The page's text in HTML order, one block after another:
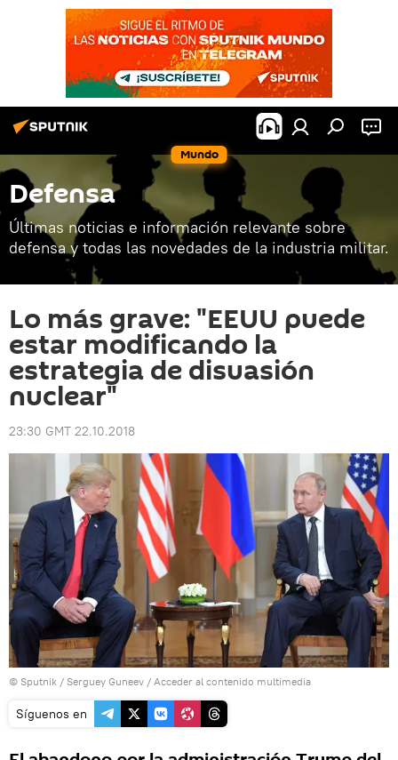
Mundo
Defensa
Últimas noticias e información relevante sobre
defensa y todas las novedades de la industria militar.
Lo más grave: "EEUU puede
estar modificando la
estrategia de disuasión
nuclear"
23:30 GMT 22.10.2018
© Sputnik / Serguey Guneev / Acceder al contenido multimedia
Síguenos en